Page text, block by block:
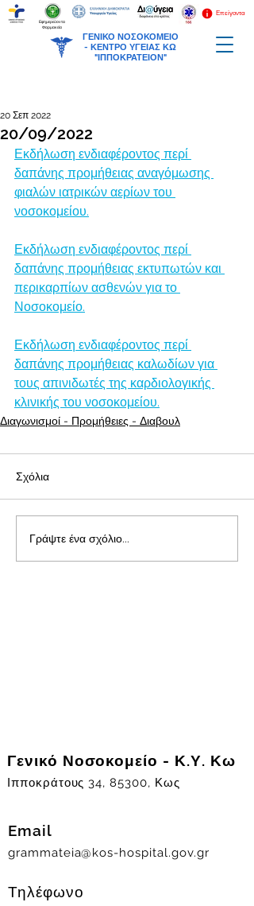
ΓΕΝΙΚΟ ΝΟΣΟΚΟΜΕΙΟ
- ΚΕΝΤΡΟ ΥΓΕΙΑΣ ΚΩ
"ΙΠΠΟΚΡΑΤΕΙΟΝ"
Επείγοντα
Εφημερεύοντα
Φαρμακεία
20/09/2022
20 Σεπ 2022
Εκδήλωση ενδιαφέροντος περί
δαπάνης προμήθειας αναγόμωσης
φιαλών ιατρικών αερίων του
νοσοκομείου.
Εκδήλωση ενδιαφέροντος περί
δαπάνης προμήθειας εκτυπωτών και
περικαρπίων ασθενών για το
Νοσοκομείο.
Εκδήλωση ενδιαφέροντος περί
δαπάνης προμήθειας καλωδίων για
τους απινιδωτές της καρδιολογικής
κλινικής του νοσοκομείου.
Διαγωνισμοί - Προμήθειες - Διαβουλ
Σχόλια
Γράψτε ένα σχόλιο...
Γενικό Νοσοκομείο - Κ.Υ. Κω
Ιπποκράτους 34, 85300, Κως
Email
grammateia@kos-hospital.gov.gr
Τηλέφωνο